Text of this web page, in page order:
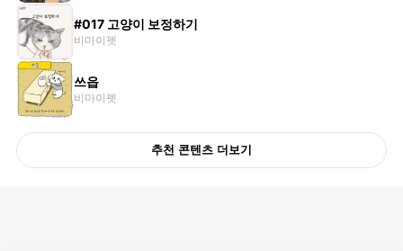
#017 고양이 보정하기
비마이펫
쓰읍
비마이펫
추천 콘텐츠 더보기